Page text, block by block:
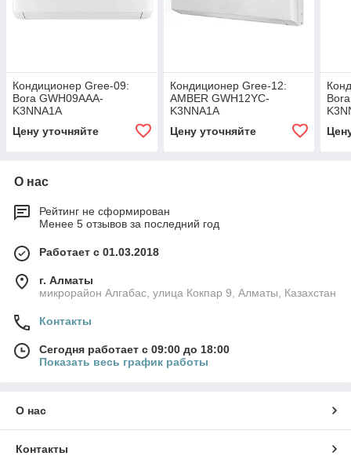
Кондиционер Gree-09:
Bora GWH09AAA-
K3NNA1A
Цену уточняйте
Кондиционер Gree-12:
AMBER GWH12YC-
K3NNA1A
Цену уточняйте
О нас
Рейтинг не сформирован
Менее 5 отзывов за последний год
Работает с 01.03.2018
г. Алматы
микрорайон Алгабас, улица Кокпар 9, Алматы, Казахстан
Контакты
Сегодня работает с 09:00 до 18:00
Показать весь график работы
О нас
Контакты